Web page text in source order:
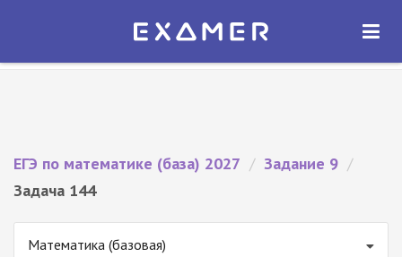
Экзамер — ЕГЭ 2027
ОТКРЫТЬ
ЕГЭ по математике (база) 2027 / Задание 9 /
Задача 144
Математика (базовая)